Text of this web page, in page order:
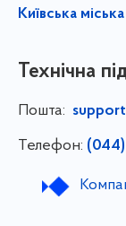
Київська
Технічна
Пошта:
Телефон: